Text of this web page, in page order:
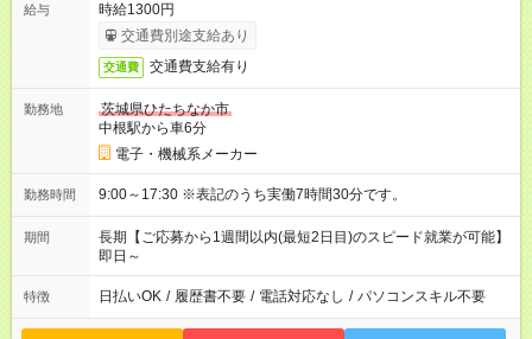
給与
時給1300円
交通費別途支給あり
交通費 交通費支給有り
勤務地
茨城県ひたちなか市
中根駅から車6分
電子・機械系メーカー
勤務時間 9:00～17:30 ※表記のうち実働7時間30分です。
期間
長期【ご応募から1週間以内(最短2日目)のスピード就業が可能】
即日～
特徴 日払いOK / 履歴書不要 / 電話対応なし / パソコンスキル不要